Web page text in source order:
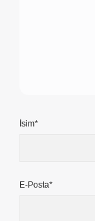
İsim*
E-Posta*